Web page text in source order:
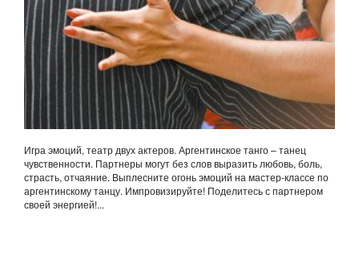
Игра эмоций, театр двух актеров. Аргентинское танго – танец
чувственности. Партнеры могут без слов выразить любовь, боль,
страсть, отчаяние. Выплесните огонь эмоций на мастер-классе по
аргентинскому танцу. Импровизируйте! Поделитесь с партнером
своей энергией!...